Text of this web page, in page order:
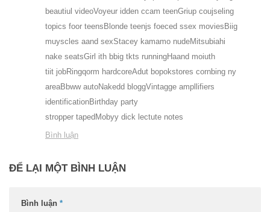
beautiul videoVoyeur idden ccam teenGriup coujseling
topics foor teensBlonde teenjs foeced ssex moviesBiig
muyscles aand sexStacey kamamo nudeMitsubiahi
nake seatsGirl ith bbig tkts runningHaand moiuth
tiit jobRingqorm hardcoreAdut bopokstores cornbing ny
areaBbww autoNakedd bloggVintagge ampllifiers
identificationBirthday party
stropper tapedMobyy dick lectute notes
Bình luận
ĐỂ LẠI MỘT BÌNH LUẬN
Bình luận *